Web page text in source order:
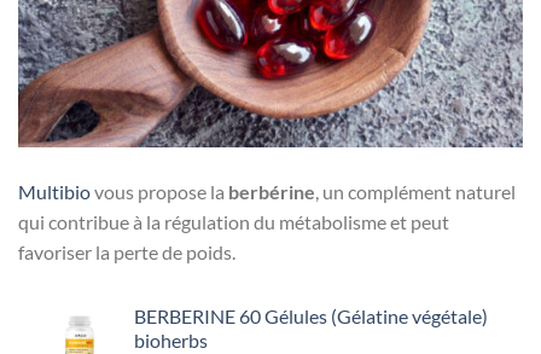
Multibiovous propose la berbérine, un complément naturel
qui contribue à la régulation du métabolisme et peut
favoriser la perte de poids.
BERBERINE 60 Gélules (Gélatine végétale)
bioherbs